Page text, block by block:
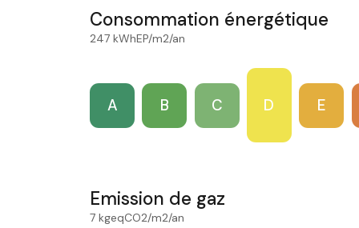
Consommation énergétique
247 kWhEP/m2/an
A B C D E
Emission de gaz
7 kgeqCO2/m2/an